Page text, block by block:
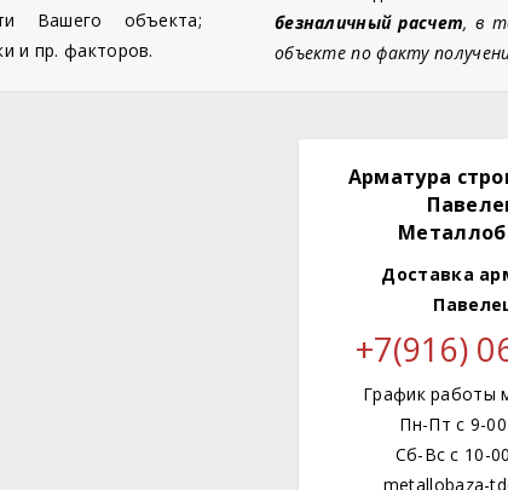
Вашего объекта;
и пр. факторов.
безналичный расчет, в
объекте по факту
Арматура
Доставка
+7(916)
График работы
Пн-Пт с 9-
Сб-Вс с 10-
metallobaza-